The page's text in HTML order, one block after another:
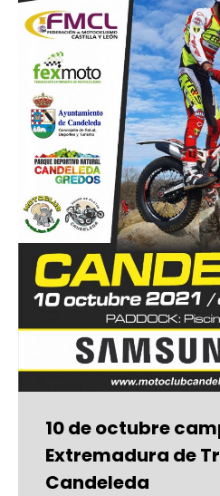
10 de octubre
Extremadura de
Candeleda